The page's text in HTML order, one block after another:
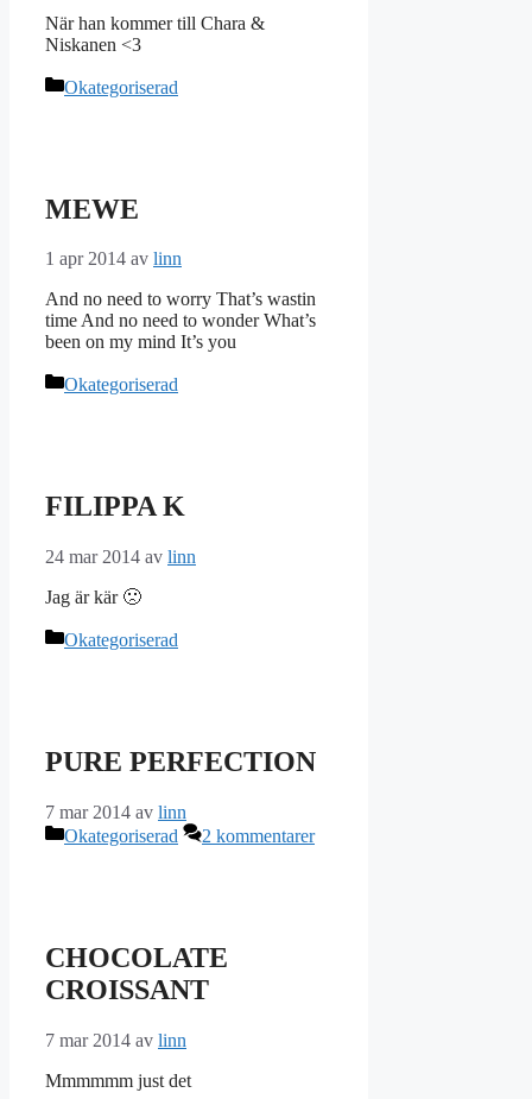
När han kommer till Chara &
Niskanen <3
Kategorier
Okategoriserad
MEWE
1 apr 2014 av linn
And no need to worry That’s wastin
time And no need to wonder What’s
been on my mind It’s you
Kategorier
Okategoriserad
FILIPPA K
24 mar 2014 av linn
Jag är kär 🙁
Kategorier
Okategoriserad
PURE PERFECTION
7 mar 2014 av linn
Kategorier
Okategoriserad 2 kommentarer
CHOCOLATE
CROISSANT
7 mar 2014 av linn
Mmmmmm just det